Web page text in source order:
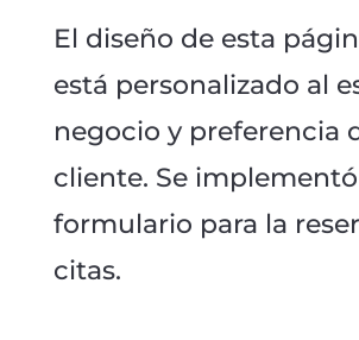
El diseño de esta
está personalizado al
negocio y preferencia
cliente. Se
formulario para la
citas.